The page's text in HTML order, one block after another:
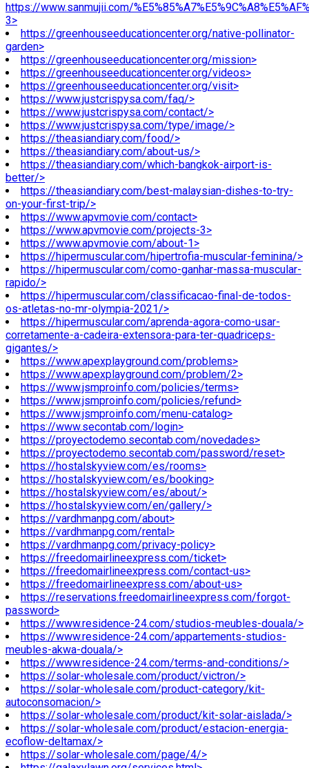
https://www.sanmujii.com/
3>
https://greenhouseeducationcenter.org/native-pollinator-
garden>
https://greenhouseeducationcenter.org/mission>
https://greenhouseeducationcenter.org/videos>
https://greenhouseeducationcenter.org/visit>
https://www.justcrispysa.com/faq/>
https://www.justcrispysa.com/contact/>
https://www.justcrispysa.com/type/image/>
https://theasiandiary.com/food/>
https://theasiandiary.com/about-us/>
https://theasiandiary.com/which-bangkok-airport-is-
better/>
https://theasiandiary.com/best-malaysian-dishes-to-try-
on-your-first-trip/>
https://www.apvmovie.com/contact>
https://www.apvmovie.com/projects-3>
https://www.apvmovie.com/about-1>
https://hipermuscular.com/hipertrofia-muscular-feminina/>
https://hipermuscular.com/como-ganhar-massa-muscular-
rapido/>
https://hipermuscular.com/classificacao-final-de-todos-
os-atletas-no-mr-olympia-2021/>
https://hipermuscular.com/aprenda-agora-como-usar-
corretamente-a-cadeira-extensora-para-ter-quadriceps-
gigantes/>
https://www.apexplayground.com/problems>
https://www.apexplayground.com/problem/2>
https://www.jsmproinfo.com/policies/terms>
https://www.jsmproinfo.com/policies/refund>
https://www.jsmproinfo.com/menu-catalog>
https://www.secontab.com/login>
https://proyectodemo.secontab.com/novedades>
https://proyectodemo.secontab.com/password/reset>
https://hostalskyview.com/es/rooms>
https://hostalskyview.com/es/booking>
https://hostalskyview.com/es/about/>
https://hostalskyview.com/en/gallery/>
https://vardhmanpg.com/about>
https://vardhmanpg.com/rental>
https://vardhmanpg.com/privacy-policy>
https://freedomairlineexpress.com/ticket>
https://freedomairlineexpress.com/contact-us>
https://freedomairlineexpress.com/about-us>
https://reservations.freedomairlineexpress.com/forgot-
password>
https://www.residence-24.com/studios-meubles-douala/>
https://www.residence-24.com/appartements-studios-
meubles-akwa-douala/>
https://www.residence-24.com/terms-and-conditions/>
https://solar-wholesale.com/product/victron/>
https://solar-wholesale.com/product-category/kit-
autoconsomacion/>
https://solar-wholesale.com/product/kit-solar-aislada/>
https://solar-wholesale.com/product/estacion-energia-
ecoflow-deltamax/>
https://solar-wholesale.com/page/4/>